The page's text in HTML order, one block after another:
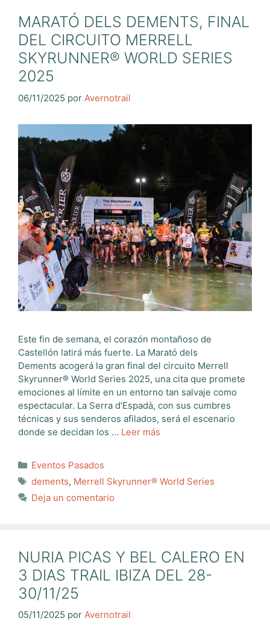
MARATÓ DELS DEMENTS, FINAL
DEL CIRCUITO MERRELL
SKYRUNNER® WORLD SERIES
2025
06/11/2025 por Avernotrail
Este fin de semana, el corazón montañoso de
Castellón latirá más fuerte. La Marató dels
Dements acogerá la gran final del circuito Merrell
Skyrunner® World Series 2025, una cita que promete
emociones al límite en un entorno tan salvaje como
espectacular. La Serra d’Espadà, con sus cumbres
técnicas y sus senderos afilados, será el escenario
donde se decidan los … Leer más
Categorías
Eventos Pasados
Etiquetas
dements, Merrell Skyrunner® World Series
Deja un comentario
NURIA PICAS Y BEL CALERO EN
3 DIAS TRAIL IBIZA DEL 28-
30/11/25
05/11/2025 por Avernotrail